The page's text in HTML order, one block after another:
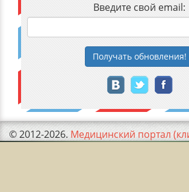
Введите свой email:
Получатьобновления!
© 2012-2026. Медицинский портал